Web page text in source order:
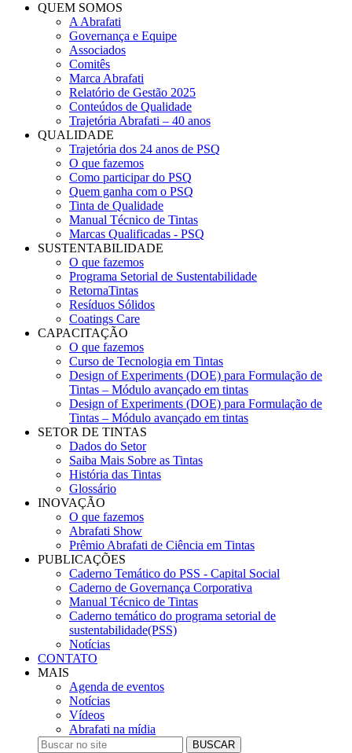
QUEM SOMOS
A Abrafati
Governança e Equipe
Associados
Comitês
Marca Abrafati
Relatório de Gestão 2025
Conteúdos de Qualidade
Trajetória Abrafati – 40 anos
QUALIDADE
Trajetória dos 24 anos de PSQ
O que fazemos
Como participar do PSQ
Quem ganha com o PSQ
Tinta de Qualidade
Manual Técnico de Tintas
Marcas Qualificadas - PSQ
SUSTENTABILIDADE
O que fazemos
Programa Setorial de Sustentabilidade
RetornaTintas
Resíduos Sólidos
Coatings Care
CAPACITAÇÃO
O que fazemos
Curso de Tecnologia em Tintas
Design of Experiments (DOE) para Formulação de
Tintas – Módulo avançado em tintas
Design of Experiments (DOE) para Formulação de
Tintas – Módulo avançado em tintas
SETOR DE TINTAS
Dados do Setor
Saiba Mais Sobre as Tintas
História das Tintas
Glossário
INOVAÇÃO
O que fazemos
Abrafati Show
Prêmio Abrafati de Ciência em Tintas
PUBLICAÇÕES
Caderno Temático do PSS - Capital Social
Caderno de Governança Corporativa
Manual Técnico de Tintas
Caderno temático do programa setorial de
sustentabilidade(PSS)
Notícias
CONTATO
MAIS
Agenda de eventos
Notícias
Vídeos
Abrafati na mídia
BUSCAR